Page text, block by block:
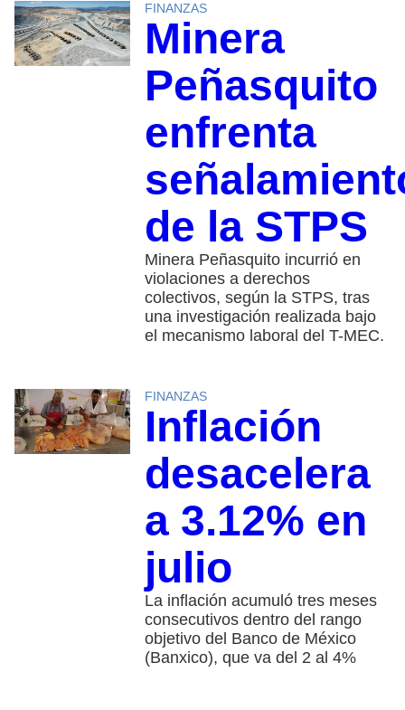
FINANZAS
Minera
Peñasquito
enfrenta
de la STPS
Minera Peñasquito incurrió en
violaciones a derechos
colectivos, según la STPS, tras
una investigación realizada bajo
el mecanismo laboral del T-MEC.
FINANZAS
Inflación
desacelera
a 3.12% en
julio
La inflación acumuló tres meses
consecutivos dentro del rango
objetivo del Banco de México
(Banxico), que va del 2 al 4%